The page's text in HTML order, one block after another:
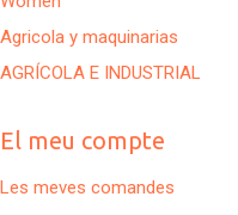
Agricola y maquinarias
AGRÍCOLA E INDUSTRIAL
El meu compte
Les meves comandes